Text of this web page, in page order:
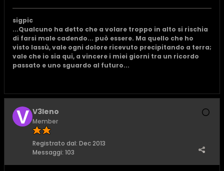
sigpic
...Qualcuno ha detto che a volare troppo in alto si rischia
di farsi male cadendo... può essere. Ma quello che ho
visto lassù, vale ogni dolore ricevuto precipitando a terra;
vale che io sia qui, a vincere i miei giorni tra un ricordo
passato e uno sguardo al futuro...
V3leno
Member
Registrato dal: Dec 2013
Messaggi: 103